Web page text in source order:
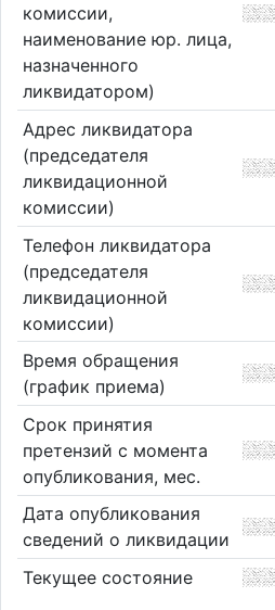
комиссии,
наименование юр. лица,
назначенного
ликвидатором)
Адрес ликвидатора
(председателя
ликвидационной
комиссии)
Телефон ликвидатора
(председателя
ликвидационной
комиссии)
Время обращения
(график приема)
Срок принятия
претензий с момента
опубликования, мес.
Дата опубликования
сведений о ликвидации
Текущее состояние